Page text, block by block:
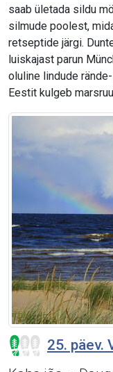
saab ületada sildu
silmude poolest,
retseptide järgi.
luiskajast parun
oluline lindude
Eestit kulgeb
25. päev.